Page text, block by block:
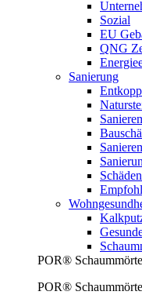
Sozial
EU
QNG
Sanierung
POR®
POR®